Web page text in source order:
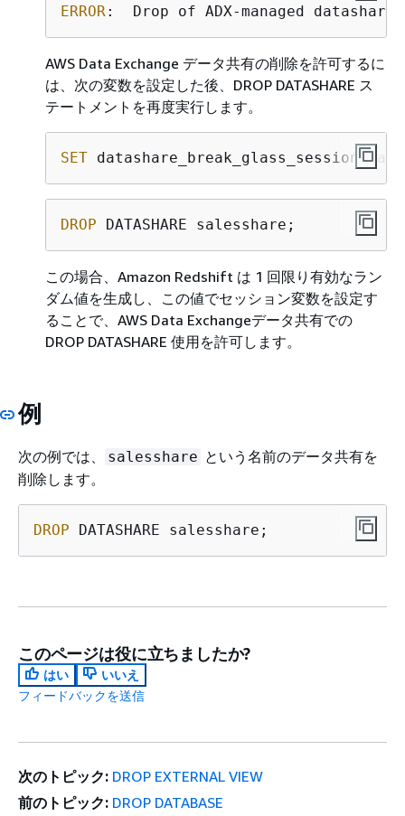
ERROR:  Drop of ADX-managed
AWS Data Exchange データ共有の削除を許可するに
は、次の変数を設定した後、DROP DATASHARE ス
テートメントを再度実行します。
SET
DROP DATASHARE salesshare;
この場合、Amazon Redshift は 1 回限り有効なラン
ダム値を生成し、この値でセッション変数を設定す
ることで、AWS Data Exchangeデータ共有での
DROP DATASHARE 使用を許可します。
例
次の例では、 salesshare という名前のデータ共有を
削除します。
DROP DATASHARE salesshare;
このページは役に立ちましたか?
はい
いいえ
フィードバックを送信
次のトピック: DROP EXTERNAL VIEW
前のトピック: DROP DATABASE